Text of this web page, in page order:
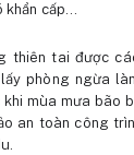
khẩn cấp…
thiên tai được
phòng ngừa
mùa mưa bão
an toàn công